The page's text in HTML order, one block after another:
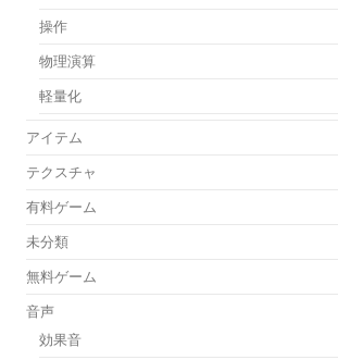
操作
物理演算
軽量化
アイテム
テクスチャ
有料ゲーム
未分類
無料ゲーム
音声
効果音